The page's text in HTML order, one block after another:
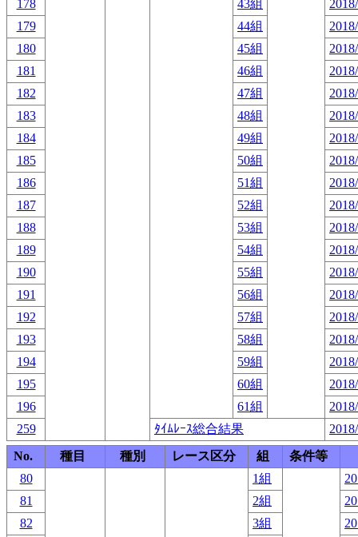
178
43組
179
44組
180
45組
181
46組
182
47組
183
48組
184
49組
185
50組
186
51組
187
52組
188
53組
189
54組
190
55組
191
56組
192
57組
193
58組
194
59組
195
60組
196
61組
259
ﾀｲﾑﾚｰｽ総合結果
No.
種目 種別 レース区分 組 条件等
80
1組
81
2組
82
3組